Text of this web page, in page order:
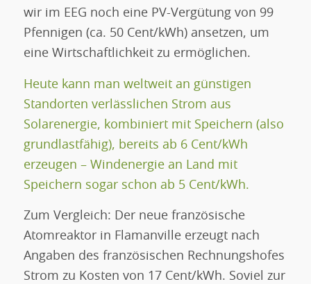
wir im EEG noch eine PV-Vergütung von 99
Pfennigen (ca. 50 Cent/kWh) ansetzen, um
eine Wirtschaftlichkeit zu ermöglichen.
Heute kann man weltweit an günstigen
Standorten verlässlichen Strom aus
Solarenergie, kombiniert mit Speichern (also
grundlastfähig), bereits ab 6 Cent/kWh
erzeugen – Windenergie an Land mit
Speichern sogar schon ab 5 Cent/kWh.
Zum Vergleich: Der neue französische
Atomreaktor in Flamanville erzeugt nach
Angaben des französischen Rechnungshofes
Strom zu Kosten von 17 Cent/kWh. Soviel zur